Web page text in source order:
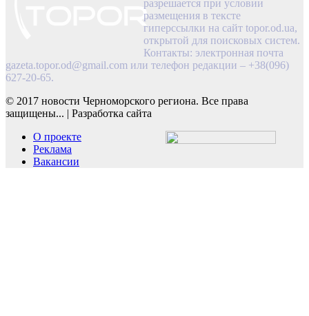
разрешается при условии
размещения в тексте
гиперссылки на сайт topor.od.ua,
открытой для поисковых систем.
Контакты: электронная почта
gazeta.topor.od@gmail.com или телефон редакции – +38(096)
627-20-65.
© 2017 новости Черноморского региона. Все права
защищены... | Разработка сайта
О проекте
Реклама
Вакансии